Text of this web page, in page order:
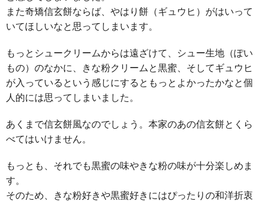
また奇矯信玄餅ならば、やはり餅（ギュウヒ）がはいって
いてほしいなと思ってしまいます。
もっとシュークリームからは遠ざけて、シュー生地（ぽい
もの）のなかに、きな粉クリームと黒蜜、そしてギュウヒ
が入っているという感じにするともっとよかったかなと個
人的には思ってしまいました。
あくまで信玄餅風なのでしょう。本家のあの信玄餅とくら
べてはいけません。
もっとも、それでも黒蜜の味やきな粉の味が十分楽しめま
す。
そのため、きな粉好きや黒蜜好きにはぴったりの和洋折衷